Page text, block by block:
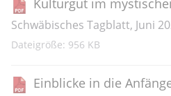
Kulturgut im
Schwäbisches Tagblatt, Juni
Dateigröße: 956 KB
Einblicke in die